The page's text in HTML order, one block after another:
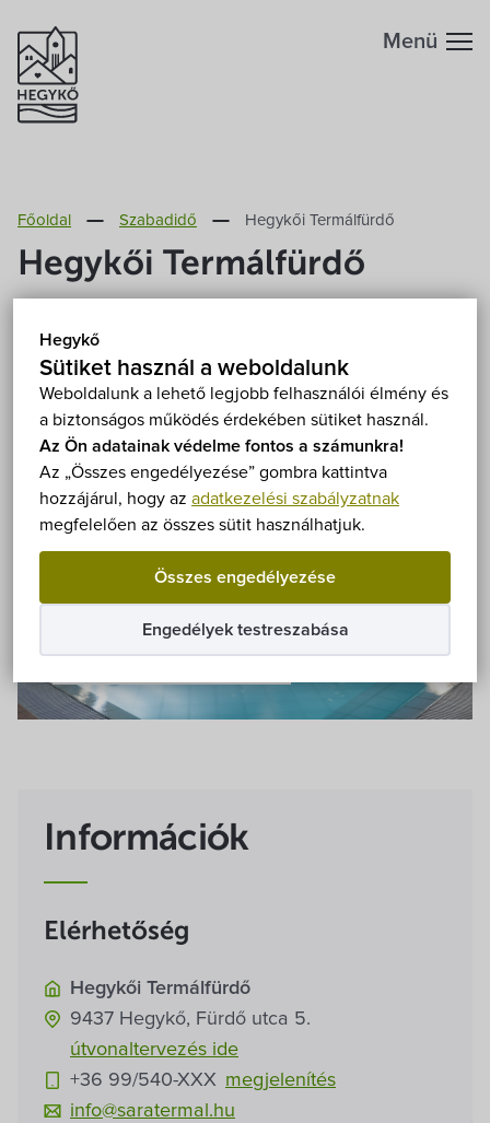
Hegykő
Sütiket használ a weboldalunk
Weboldalunk a lehető legjobb felhasználói élmény és
a biztonságos működés érdekében sütiket használ.
Az Ön adatainak védelme fontos a számunkra!
Az „Összes engedélyezése” gombra kattintva
hozzájárul, hogy az adatkezelési szabályzatnak
megfelelően az összes sütit használhatjuk.
Összes engedélyezése
Engedélyek testreszabása
Fontos telefonszámok
Földrajzi adottság
Éghajlat
Hegykő történelme
Szabadidő
Éttermek
Programok
Önkormányzat
Hírek
Egyesületek, alapítványok
Villa Igku Kft.
Közérdekű adatok
Pályázatok
Menü
Főoldal Szabadidő Hegykői Termálfürdő
Hegykői Termálfürdő
Összes kép
Információk
Elérhetőség
Hegykői Termálfürdő
9437 Hegykő, Fürdő utca 5.
útvonaltervezés ide
+36 99/540-XXX megjelenítés
info@saratermal.hu